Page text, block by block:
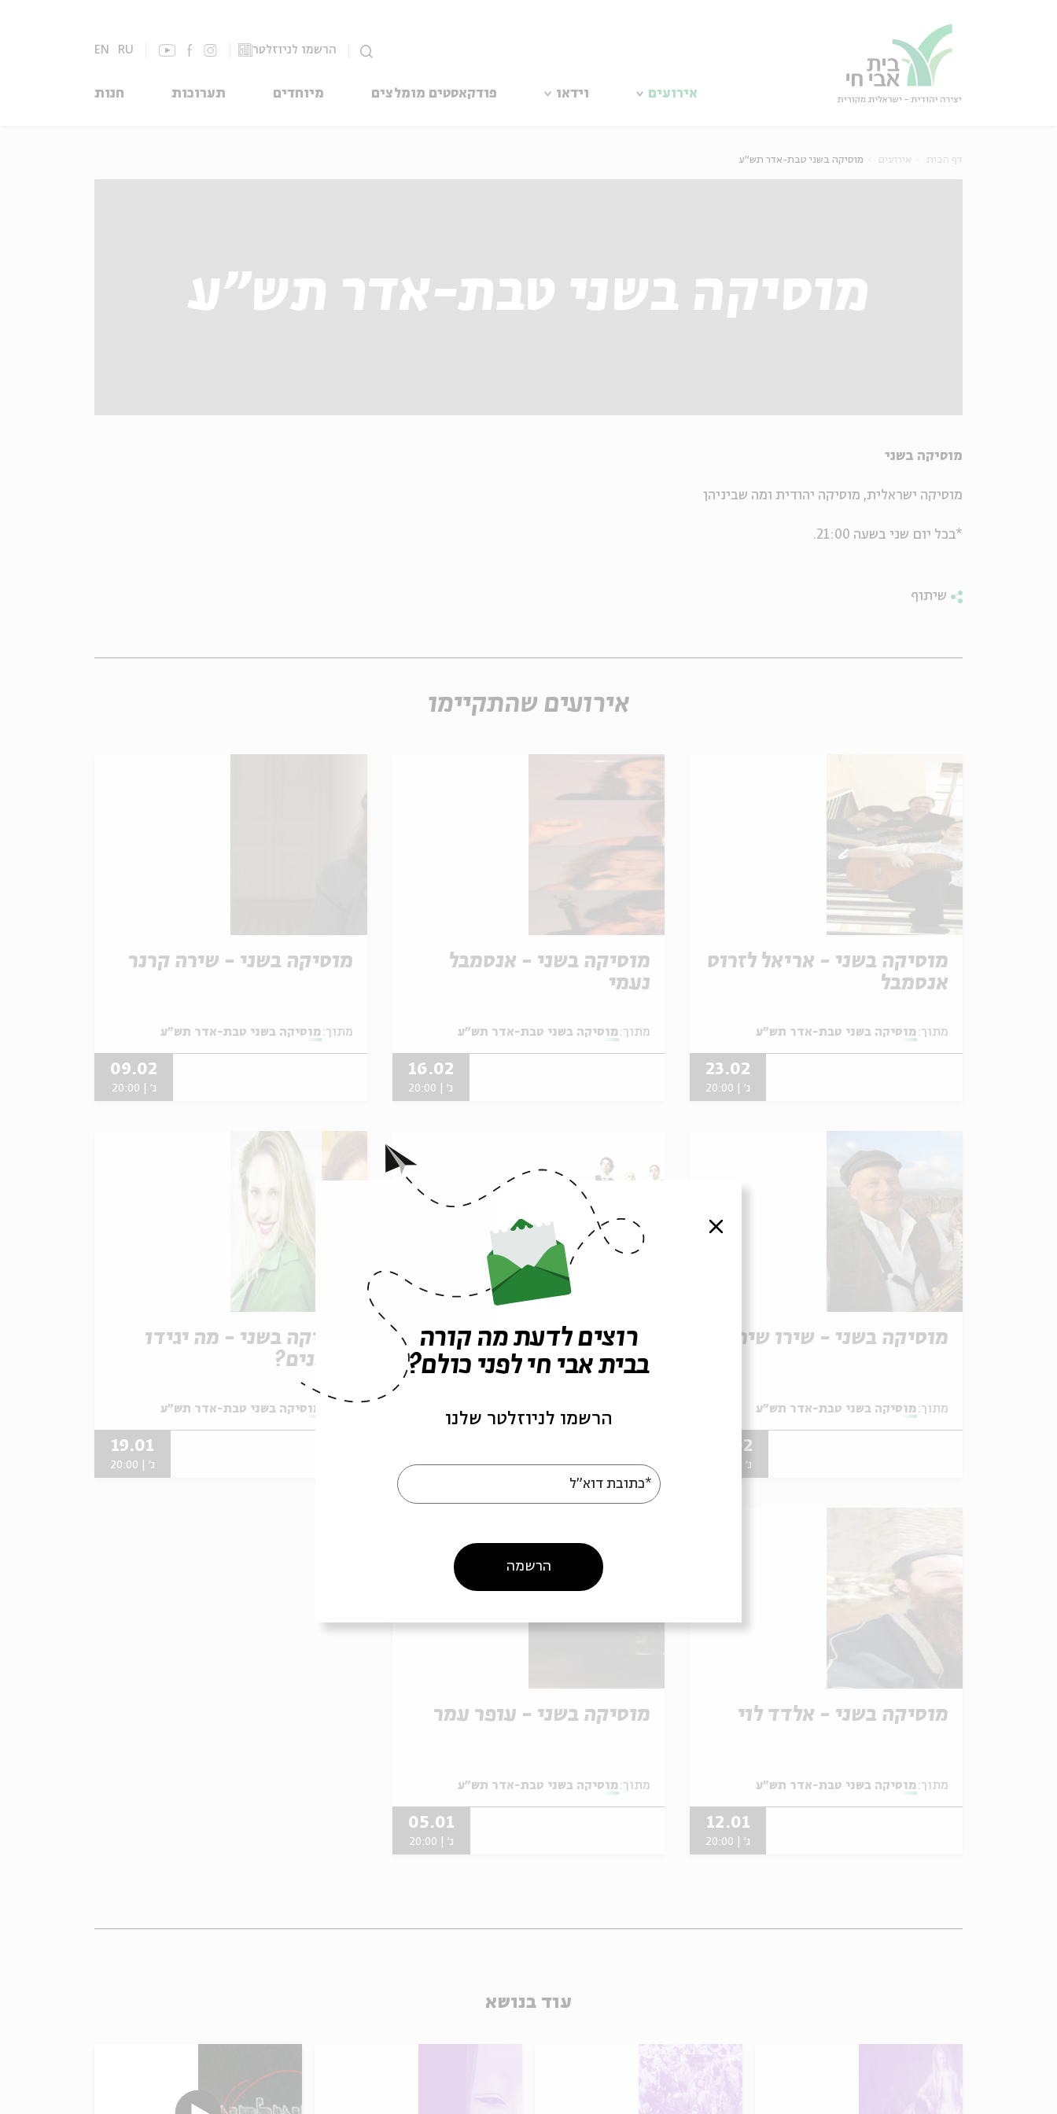
הרשמו לניוזלטר EN RU
אירועים וידאו פודקאסטים מומלצים מיוחדים תערוכות חנות
דף הבית אירועים מוסיקה בשני טבת-אדר תש"ע
מוסיקה בשני טבת-אדר תש"ע
מוסיקה בשני
מוסיקה ישראלית, מוסיקה יהודית ומה שביניהן
*בכל יום שני בשעה 21:00.
שיתוף
אירועים שהתקיימו
מוסיקה בשני - אריאל לזרוס
אנסמבל
מתוך: מוסיקה בשני טבת-אדר תש"ע
23.02
ג' | 20:00
מוסיקה בשני - אנסמבל
נעמי
מתוך: מוסיקה בשני טבת-אדר תש"ע
16.02
ג' | 20:00
מוסיקה בשני - שירה קרנר
מתוך: מוסיקה בשני טבת-אדר תש"ע
09.02
ג' | 20:00
מוסיקה בשני - שירו שיר
מתוך: מוסיקה בשני טבת-אדר תש"ע
02.02
ג' | 20:00
מוסיקה בשני - רדיאטור
מוסיקה בשני טבת-אדר תש"ע
ג' | 20:00
מוסיקה בשני - מה יגידו
השכנים?
מוסיקה בשני טבת-אדר תש"ע
19.01
ג' | 20:00
מוסיקה בשני - אלדד לוי
מתוך: מוסיקה בשני טבת-אדר תש"ע
12.01
ג' | 20:00
מוסיקה בשני - עופר עמר
מתוך: מוסיקה בשני טבת-אדר תש"ע
05.01
ג' | 20:00
עוד בנושא
סגור
רוצים לדעת מה קורה
בבית אבי חי לפני כולם?
הרשמו לניוזלטר שלנו
*כתובת דוא"ל
הרשמה